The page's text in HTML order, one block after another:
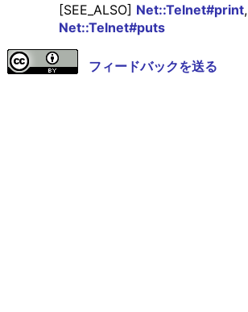
[SEE_ALSO] Net::Telnet#print,
Net::Telnet#puts
フィードバックを送る